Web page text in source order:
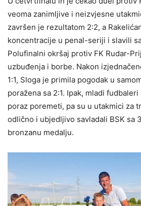
veoma zanimljive i neizvjesne
završen je rezultatom 2:2, a
koncentracije u penal-seriji i slavili
Polufinalni okršaj protiv FK Rudar-
uzbuđenja i borbe. Nakon
1:1, Sloga je primila pogodak u
poražena sa 2:1. Ipak, mladi
poraz poremeti, pa su u utakmici za
odlično i ubjedljivo savladali BSK sa
bronzanu medalju.